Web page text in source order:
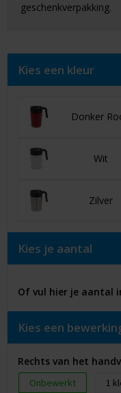
geschenkverpakking.
Kies een kleur
Donker
Wit
Zilver
Kies je aantal
Of vul hier je aantal
Kies een
Rechts van het
Onbewerkt 1